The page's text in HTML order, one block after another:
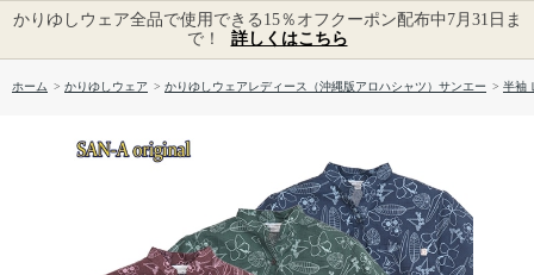
かりゆしウェア全品で使用できる15％オフクーポン配布中7月31日ま
で！
詳しくはこちら
ホーム > かりゆしウェア > かりゆしウェアレディース（沖縄版アロハシャツ）サンエー > 半袖